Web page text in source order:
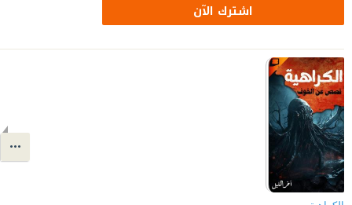
اشترك الآن